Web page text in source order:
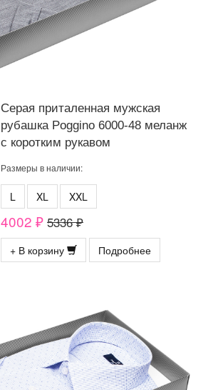
Серая приталенная мужская
рубашка Poggino 6000-48 меланж
с коротким рукавом
Размеры в наличии:
L XL XXL
4002 ₽ 5336 ₽
+ В корзину Подробнее